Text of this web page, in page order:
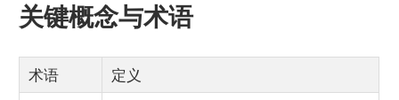
关键概念与术语
术语
定义